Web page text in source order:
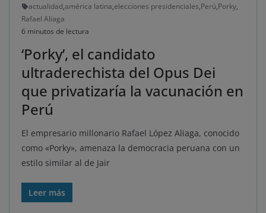
actualidad,américa latina,elecciones presidenciales,Perú,Porky,
Rafael Aliaga
6 minutos de lectura
‘Porky’, el candidato
ultraderechista del Opus Dei
que privatizaría la vacunación en
Perú
El empresario millonario Rafael López Aliaga, conocido
como «Porky», amenaza la democracia peruana con un
estilo similar al de Jair
Leer más